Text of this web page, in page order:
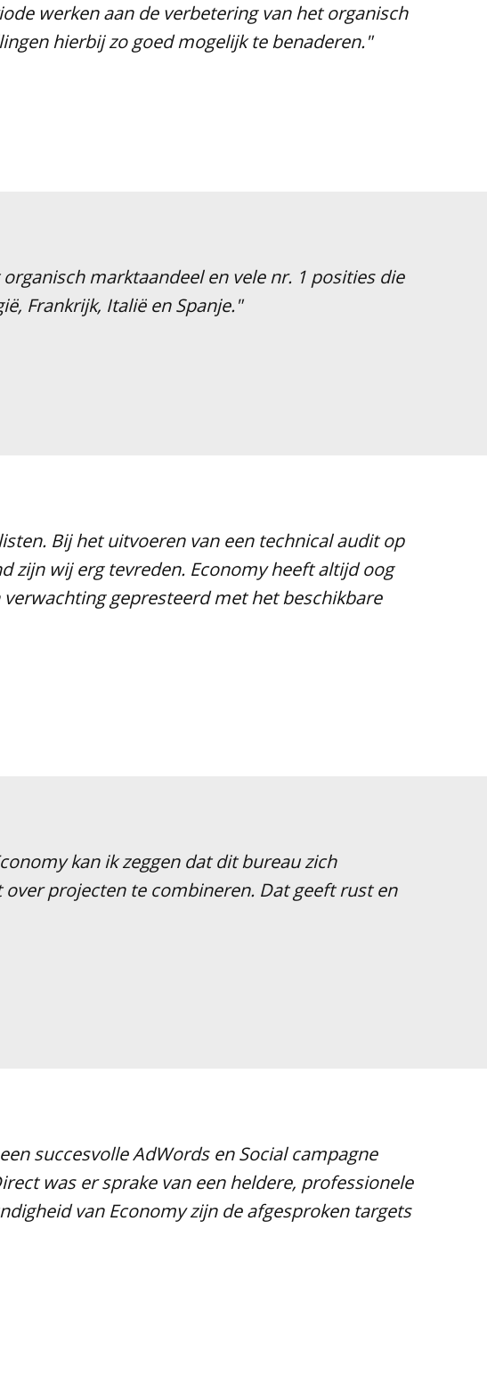
werken aan de verbetering van het organisch
hierbij zo goed mogelijk te benaderen."
marktaandeel en vele nr. 1 posities die
Frankrijk, Italië en Spanje."
Bij het uitvoeren van een technical audit op
zijn wij erg tevreden. Economy heeft altijd oog
gepresteerd met het beschikbare
kan ik zeggen dat dit bureau zich
projecten te combineren. Dat geeft rust en
succesvolle AdWords en Social campagne
was er sprake van een heldere, professionele
van Economy zijn de afgesproken targets